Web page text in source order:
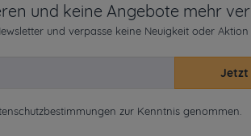
und keine Angebote mehr
und verpasse keine Neuigkeit oder Aktion
Jetzt
zur Kenntnis genommen.